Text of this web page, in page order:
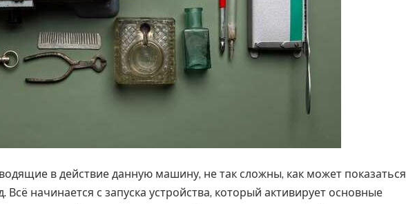
в действие данную машину, не так сложны, как может показаться
Всё начинается с запуска устройства, который активирует основные